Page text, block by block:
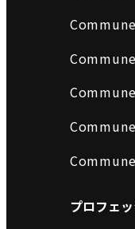
Commune
プロフェ